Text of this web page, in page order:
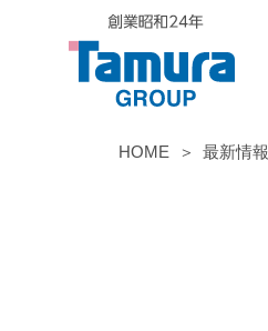
HOME 最新情報